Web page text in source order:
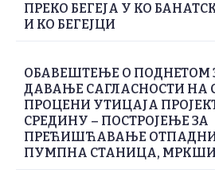
ПРЕКО БЕГЕЈА У КО
И КО БЕГЕЈЦИ
ОБАВЕШТЕЊЕ О ПОДНЕТОМ
ДАВАЊЕ САГЛАСНОСТИ НА
ПРОЦЕНИ УТИЦАЈА
СРЕДИНУ – ПОСТРОЈЕЊЕ ЗА
ПРЕЋИШЋАВАЊЕ
ПУМПНА СТАНИЦА,